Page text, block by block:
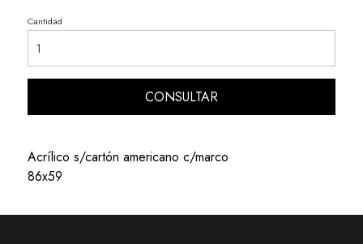
Cantidad
CONSULTAR
Acrílico s/cartón americano c/marco
86x59